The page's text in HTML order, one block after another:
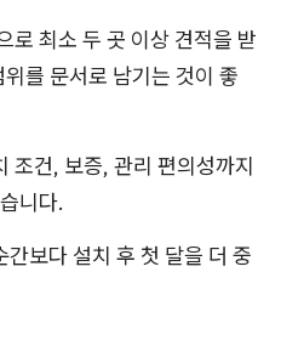
로 최소 두 곳 이상 견적을 받
를 문서로 남기는 것이 좋
조건, 보증, 관리 편의성까지
니다.
보다 설치 후 첫 달을 더 중